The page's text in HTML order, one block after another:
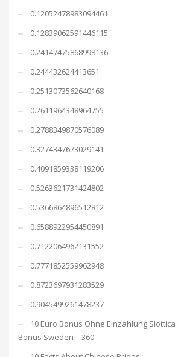
0.12052478983094461
0.12839062591446115
0.24147475868998136
0.244432624413651
0.2513073562640168
0.2611964348964755
0.2788349870576089
0.3274347673029141
0.4091859338119206
0.5263621731424802
0.5366864896512812
0.6588922954450891
0.7122064962131552
0.7771852559962948
0.8723697931283529
0.9045499261478237
10 Euro Bonus Ohne Einzahlung
Bonus Sweden – 360